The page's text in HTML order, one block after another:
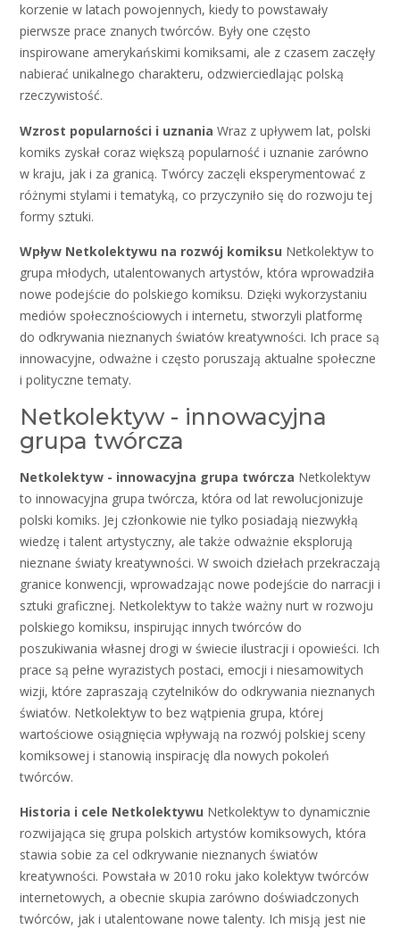
korzenie w latach powojennych, kiedy to powstawały
pierwsze prace znanych twórców. Były one często
inspirowane amerykańskimi komiksami, ale z czasem zaczęły
nabierać unikalnego charakteru, odzwierciedlając polską
rzeczywistość.
Wzrost popularności i uznania Wraz z upływem lat, polski
komiks zyskał coraz większą popularność i uznanie zarówno
w kraju, jak i za granicą. Twórcy zaczęli eksperymentować z
różnymi stylami i tematyką, co przyczyniło się do rozwoju tej
formy sztuki.
Wpływ Netkolektywu na rozwój komiksu Netkolektyw to
grupa młodych, utalentowanych artystów, która wprowadziła
nowe podejście do polskiego komiksu. Dzięki wykorzystaniu
mediów społecznościowych i internetu, stworzyli platformę
do odkrywania nieznanych światów kreatywności. Ich prace są
innowacyjne, odważne i często poruszają aktualne społeczne
i polityczne tematy.
Netkolektyw - innowacyjna
grupa twórcza
Netkolektyw - innowacyjna grupa twórcza Netkolektyw
to innowacyjna grupa twórcza, która od lat rewolucjonizuje
polski komiks. Jej członkowie nie tylko posiadają niezwykłą
wiedzę i talent artystyczny, ale także odważnie eksplorują
nieznane światy kreatywności. W swoich dziełach przekraczają
granice konwencji, wprowadzając nowe podejście do narracji i
sztuki graficznej. Netkolektyw to także ważny nurt w rozwoju
polskiego komiksu, inspirując innych twórców do
poszukiwania własnej drogi w świecie ilustracji i opowieści. Ich
prace są pełne wyrazistych postaci, emocji i niesamowitych
wizji, które zapraszają czytelników do odkrywania nieznanych
światów. Netkolektyw to bez wątpienia grupa, której
wartościowe osiągnięcia wpływają na rozwój polskiej sceny
komiksowej i stanowią inspirację dla nowych pokoleń
twórców.
Historia i cele Netkolektywu Netkolektyw to dynamicznie
rozwijająca się grupa polskich artystów komiksowych, która
stawia sobie za cel odkrywanie nieznanych światów
kreatywności. Powstała w 2010 roku jako kolektyw twórców
internetowych, a obecnie skupia zarówno doświadczonych
twórców, jak i utalentowane nowe talenty. Ich misją jest nie